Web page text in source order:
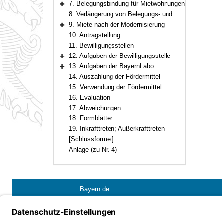
Bereich erweitern
7. Belegungsbindung für Mietwohnungen
8. Verlängerung von Belegungs- und Mietbindungen
Bereich erweitern
9. Miete nach der Modernisierung
10. Antragstellung
11. Bewilligungsstellen
Bereich erweitern
12. Aufgaben der Bewilligungsstelle
Bereich erweitern
13. Aufgaben der BayernLabo
14. Auszahlung der Fördermittel
15. Verwendung der Fördermittel
16. Evaluation
17. Abweichungen
18. Formblätter
19. Inkrafttreten; Außerkrafttreten
[Schlussformel]
Anlage (zu Nr. 4)
Bayern.de